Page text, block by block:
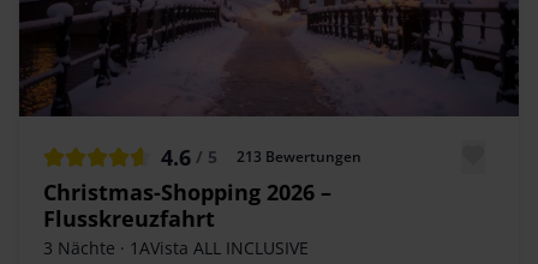
4.6 / 5 213 Bewertungen
Christmas-Shopping 2026 –
Flusskreuzfahrt
3 Nächte · 1AVista ALL INCLUSIVE